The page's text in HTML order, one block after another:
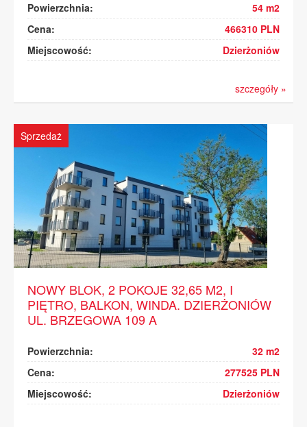
Powierzchnia:
54 m2
Cena:
466310 PLN
Miejscowość:
Dzierżoniów
szczegóły »
Sprzedaż
NOWY BLOK, 2 POKOJE 32,65 M2, I
PIĘTRO, BALKON, WINDA. DZIERŻONIÓW
UL. BRZEGOWA 109 A
Powierzchnia:
32 m2
Cena:
277525 PLN
Miejscowość:
Dzierżoniów